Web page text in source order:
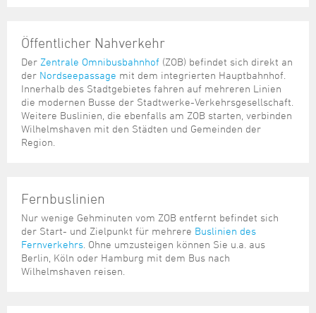
Öffentlicher Nahverkehr
Der Zentrale Omnibusbahnhof (ZOB) befindet sich direkt an
der Nordseepassage mit dem integrierten Hauptbahnhof.
Innerhalb des Stadtgebietes fahren auf mehreren Linien
die modernen Busse der Stadtwerke-Verkehrsgesellschaft.
Weitere Buslinien, die ebenfalls am ZOB starten, verbinden
Wilhelmshaven mit den Städten und Gemeinden der
Region.
Fernbuslinien
Nur wenige Gehminuten vom ZOB entfernt befindet sich
der Start- und Zielpunkt für mehrere Buslinien des
Fernverkehrs . Ohne umzusteigen können Sie u.a. aus
Berlin, Köln oder Hamburg mit dem Bus nach
Wilhelmshaven reisen.